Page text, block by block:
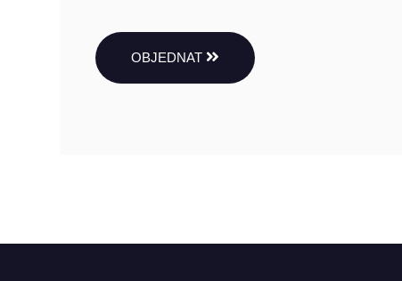
OBJEDNAT